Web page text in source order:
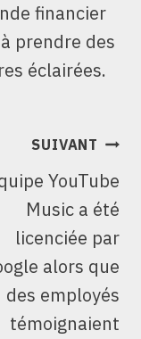
financier
prendre des
éclairées.
SUIVANT
YouTube
Music a été
licenciée par
alors que
des employés
témoignaient